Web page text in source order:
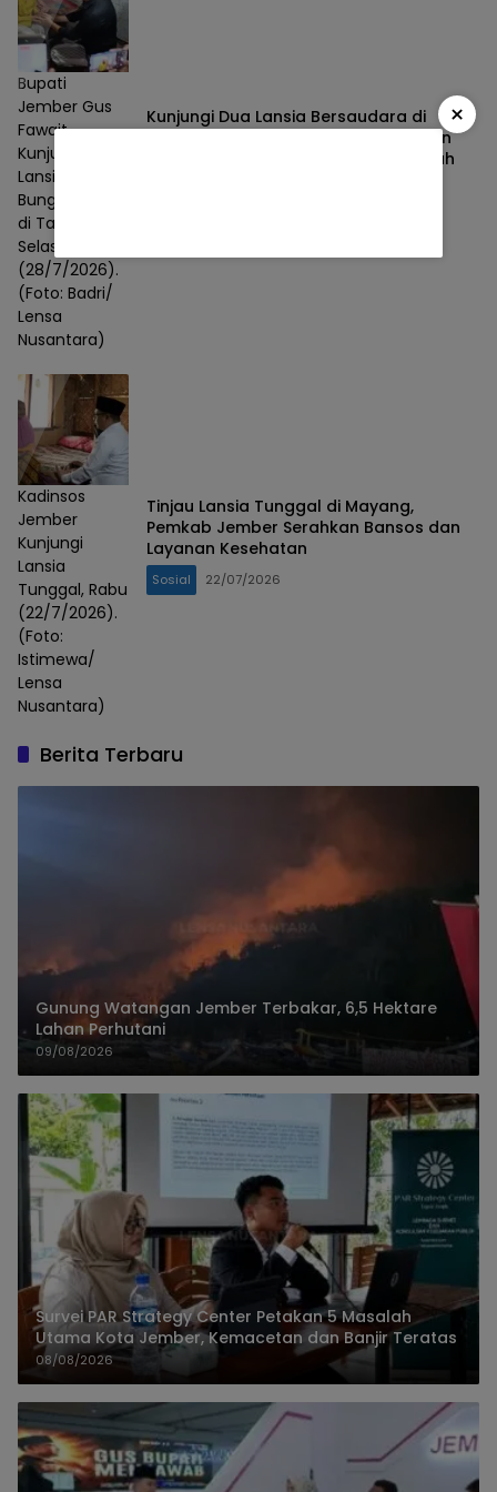
Bupati
Jember Gus
Fawait
Kunjungi
Lansia saat
Bunga Desaku
di Tanggul,
Selasa
(28/7/2026).
(Foto: Badri/
Lensa
Nusantara)
Kunjungi Dua Lansia Bersaudara di
Tanggul Jember, Gus Fawait Pastikan
Layanan Homecare Datang ke Rumah
Kadinsos
Jember
Kunjungi
Lansia
Tunggal, Rabu
(22/7/2026).
(Foto:
Istimewa/
Lensa
Nusantara)
Tinjau Lansia Tunggal di Mayang,
Pemkab Jember Serahkan Bansos dan
Layanan Kesehatan
Sosial 22/07/2026
Berita Terbaru
Gunung Watangan Jember Terbakar, 6,5 Hektare
Lahan Perhutani
09/08/2026
Survei PAR Strategy Center Petakan 5 Masalah
Utama Kota Jember, Kemacetan dan Banjir Teratas
08/08/2026
×